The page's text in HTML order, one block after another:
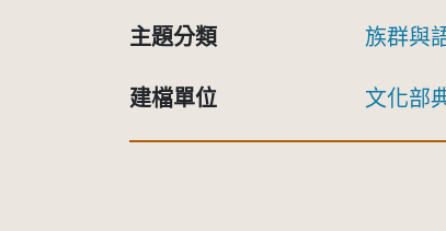
主題分類 族群與
建檔單位 文化部